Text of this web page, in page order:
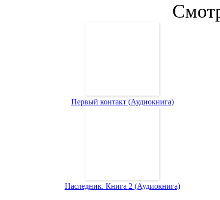
Первый контакт (Аудиокнига)
Наследник. Книга 2 (Аудиокнига)